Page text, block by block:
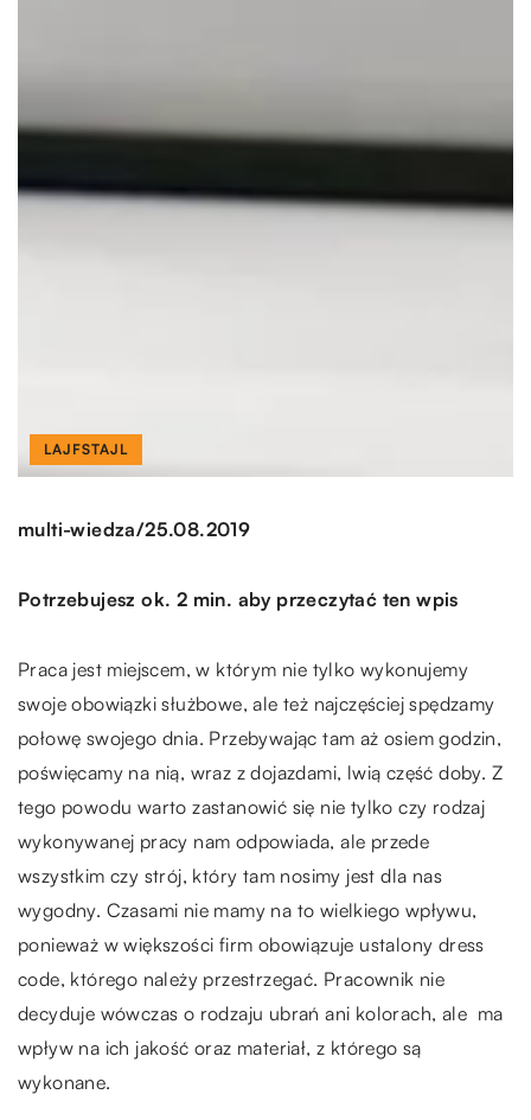
LAJFSTAJL
multi-wiedza/25.08.2019
Potrzebujesz ok. 2 min. aby przeczytać ten wpis
Praca jest miejscem, w którym nie tylko wykonujemy
swoje obowiązki służbowe, ale też najczęściej spędzamy
połowę swojego dnia. Przebywając tam aż osiem godzin,
poświęcamy na nią, wraz z dojazdami, lwią część doby. Z
tego powodu warto zastanowić się nie tylko czy rodzaj
wykonywanej pracy nam odpowiada, ale przede
wszystkim czy strój, który tam nosimy jest dla nas
wygodny. Czasami nie mamy na to wielkiego wpływu,
ponieważ w większości firm obowiązuje ustalony dress
code, którego należy przestrzegać. Pracownik nie
decyduje wówczas o rodzaju ubrań ani kolorach, ale ma
wpływ na ich jakość oraz materiał, z którego są
wykonane.